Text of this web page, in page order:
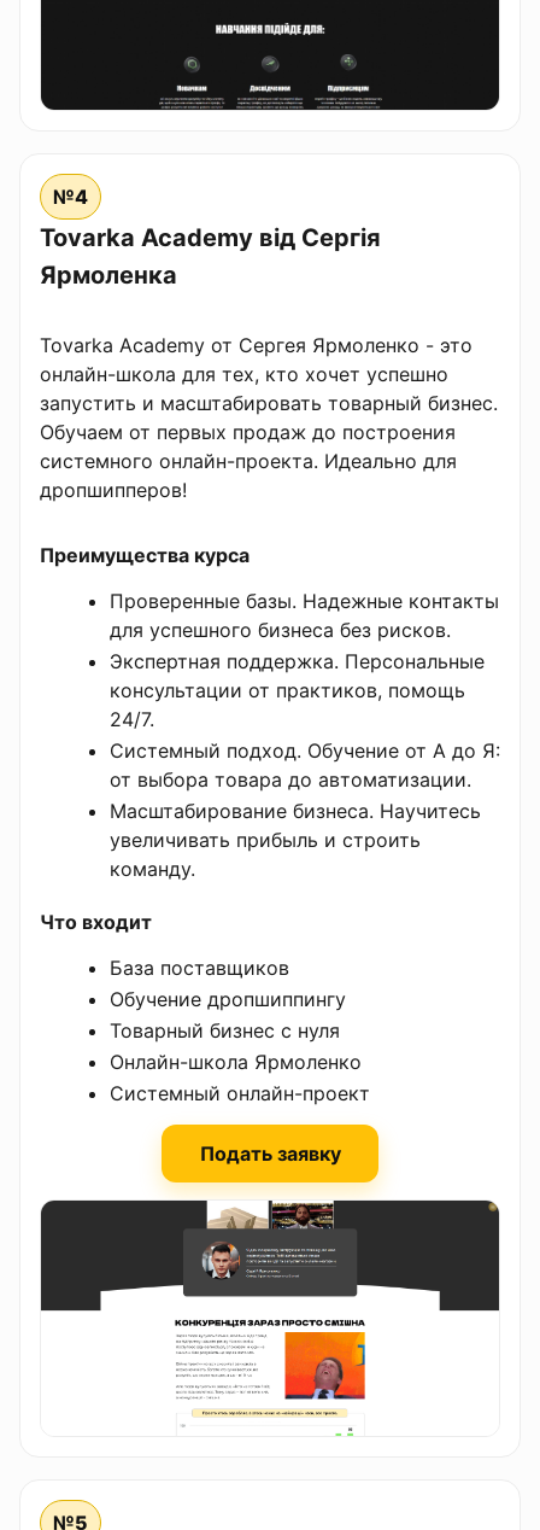
№4
Tovarka Academy від Сергія
Ярмоленка
Tovarka Academy от Сергея Ярмоленко - это
онлайн-школа для тех, кто хочет успешно
запустить и масштабировать товарный бизнес.
Обучаем от первых продаж до построения
системного онлайн-проекта. Идеально для
дропшипперов!
Преимущества курса
Проверенные базы. Надежные контакты
для успешного бизнеса без рисков.
Экспертная поддержка. Персональные
консультации от практиков, помощь
24/7.
Системный подход. Обучение от А до Я:
от выбора товара до автоматизации.
Масштабирование бизнеса. Научитесь
увеличивать прибыль и строить
команду.
Что входит
База поставщиков
Обучение дропшиппингу
Товарный бизнес с нуля
Онлайн-школа Ярмоленко
Системный онлайн-проект
Подать заявку
№5